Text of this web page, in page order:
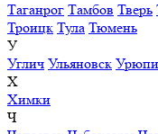
Таганрог Тамбов Тверь
Троицк Тула Тюмень
У
Углич Ульяновск
Х
Химки
Ч